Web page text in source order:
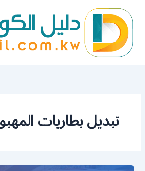
المحتوى
تبديل بطاريات